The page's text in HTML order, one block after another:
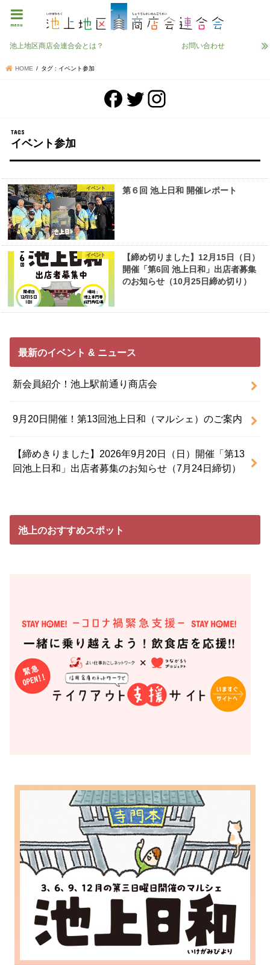
menu
池上地区商店会連合会とは？ お問い合わせ
HOME タグ : イベント参加
イベント参加
イベント 第６回 池上日和 開催レポート
イベント
【締め切りました】12月15日（日）
開催「第6回 池上日和」出店者募集
のお知らせ（10月25日締め切り）
最新のイベント & ニュース
新会員紹介！池上駅前通り商店会
9月20日開催！第13回池上日和（マルシェ）のご案内
【締めきりました】2026年9月20日（日）開催「第13
回池上日和」出店者募集のお知らせ（7月24日締切）
池上のおすすめスポット